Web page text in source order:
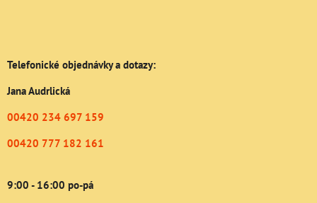
Telefonické objednávky a dotazy:
Jana Audrlická
00420 234 697 159
00420 777 182 161
9:00 - 16:00 po-pá